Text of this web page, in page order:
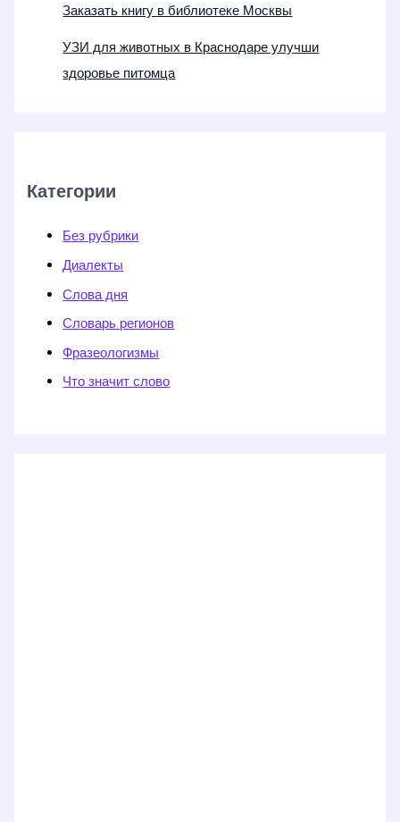
Заказать книгу в библиотеке Москвы
УЗИ для животных в Краснодаре улучши
здоровье питомца
Категории
Без рубрики
Диалекты
Слова дня
Словарь регионов
Фразеологизмы
Что значит слово